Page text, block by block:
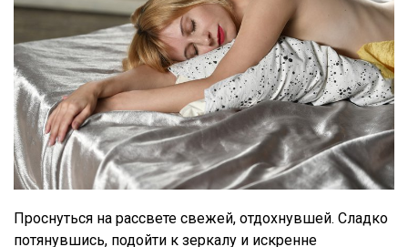
Проснуться на рассвете свежей, отдохнувшей. Сладко
потянувшись, подойти к зеркалу и искренне